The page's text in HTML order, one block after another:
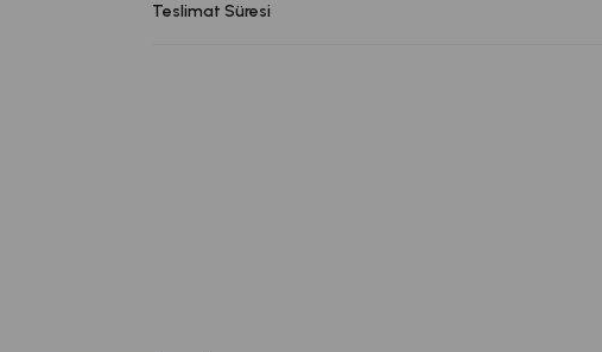
Teslimat Süresi